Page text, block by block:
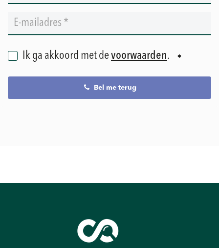
Ik ga akkoord met devoorwaarden.
Bel me terug